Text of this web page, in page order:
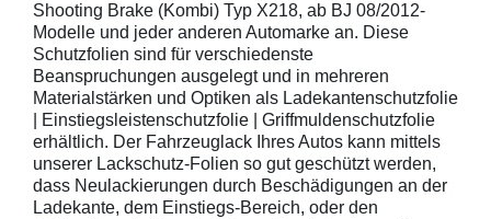
Shooting Brake (Kombi) Typ X218, ab BJ 08/2012-
Modelle und jeder anderen Automarke an. Diese
Schutzfolien sind für verschiedenste
Beanspruchungen ausgelegt und in mehreren
Materialstärken und Optiken als Ladekantenschutzfolie
| Einstiegsleistenschutzfolie | Griffmuldenschutzfolie
erhältlich. Der Fahrzeuglack Ihres Autos kann mittels
unserer Lackschutz-Folien so gut geschützt werden,
dass Neulackierungen durch Beschädigungen an der
Ladekante, dem Einstiegs-Bereich, oder den